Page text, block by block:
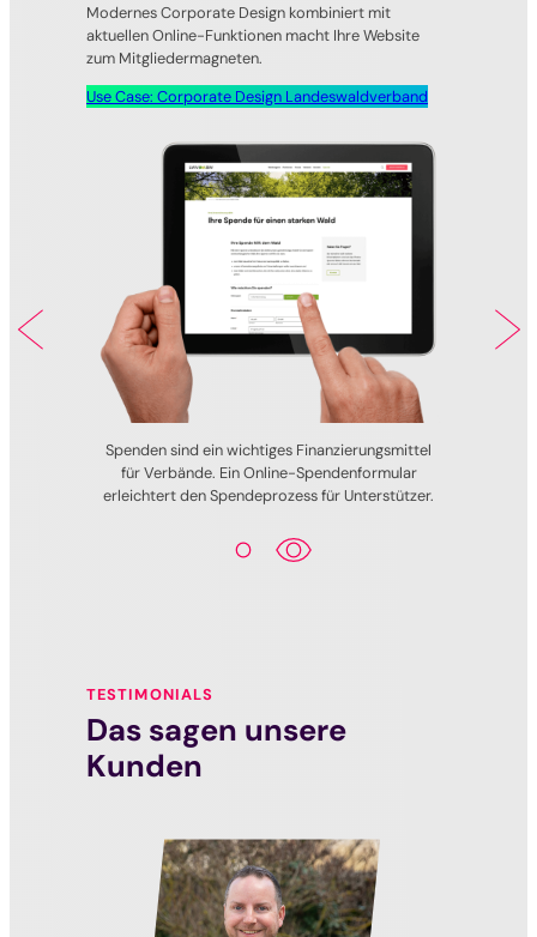
Modernes Corporate Design kombiniert mit
aktuellen Online-Funktionen macht Ihre Website
zum Mitgliedermagneten.
Use Case: Corporate Design Landeswaldverband
Previous
Spenden sind ein wichtiges Finanzierungsmittel
für Verbände. Ein Online-Spendenformular
erleichtert den Spendeprozess für Unterstützer.
Next
1 2
TESTIMONIALS
Das sagen unsere
Kunden